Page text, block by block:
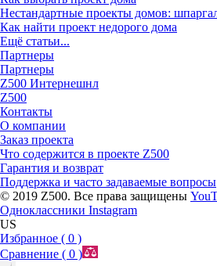
Нестандартные проекты домов:
Как найти проект недорого дома
Ещё статьи...
Партнеры
Партнеры
Z500 Интернешнл
Z500
Контакты
О компании
Заказ проекта
Что содержится в проекте Z500
Гарантия и возврат
Поддержка и часто задаваемые вопросы
© 2019 Z500. Все права защищены
Одноклассники Instagram
US
Избранное ( 0 )
Сравнение ( 0 )